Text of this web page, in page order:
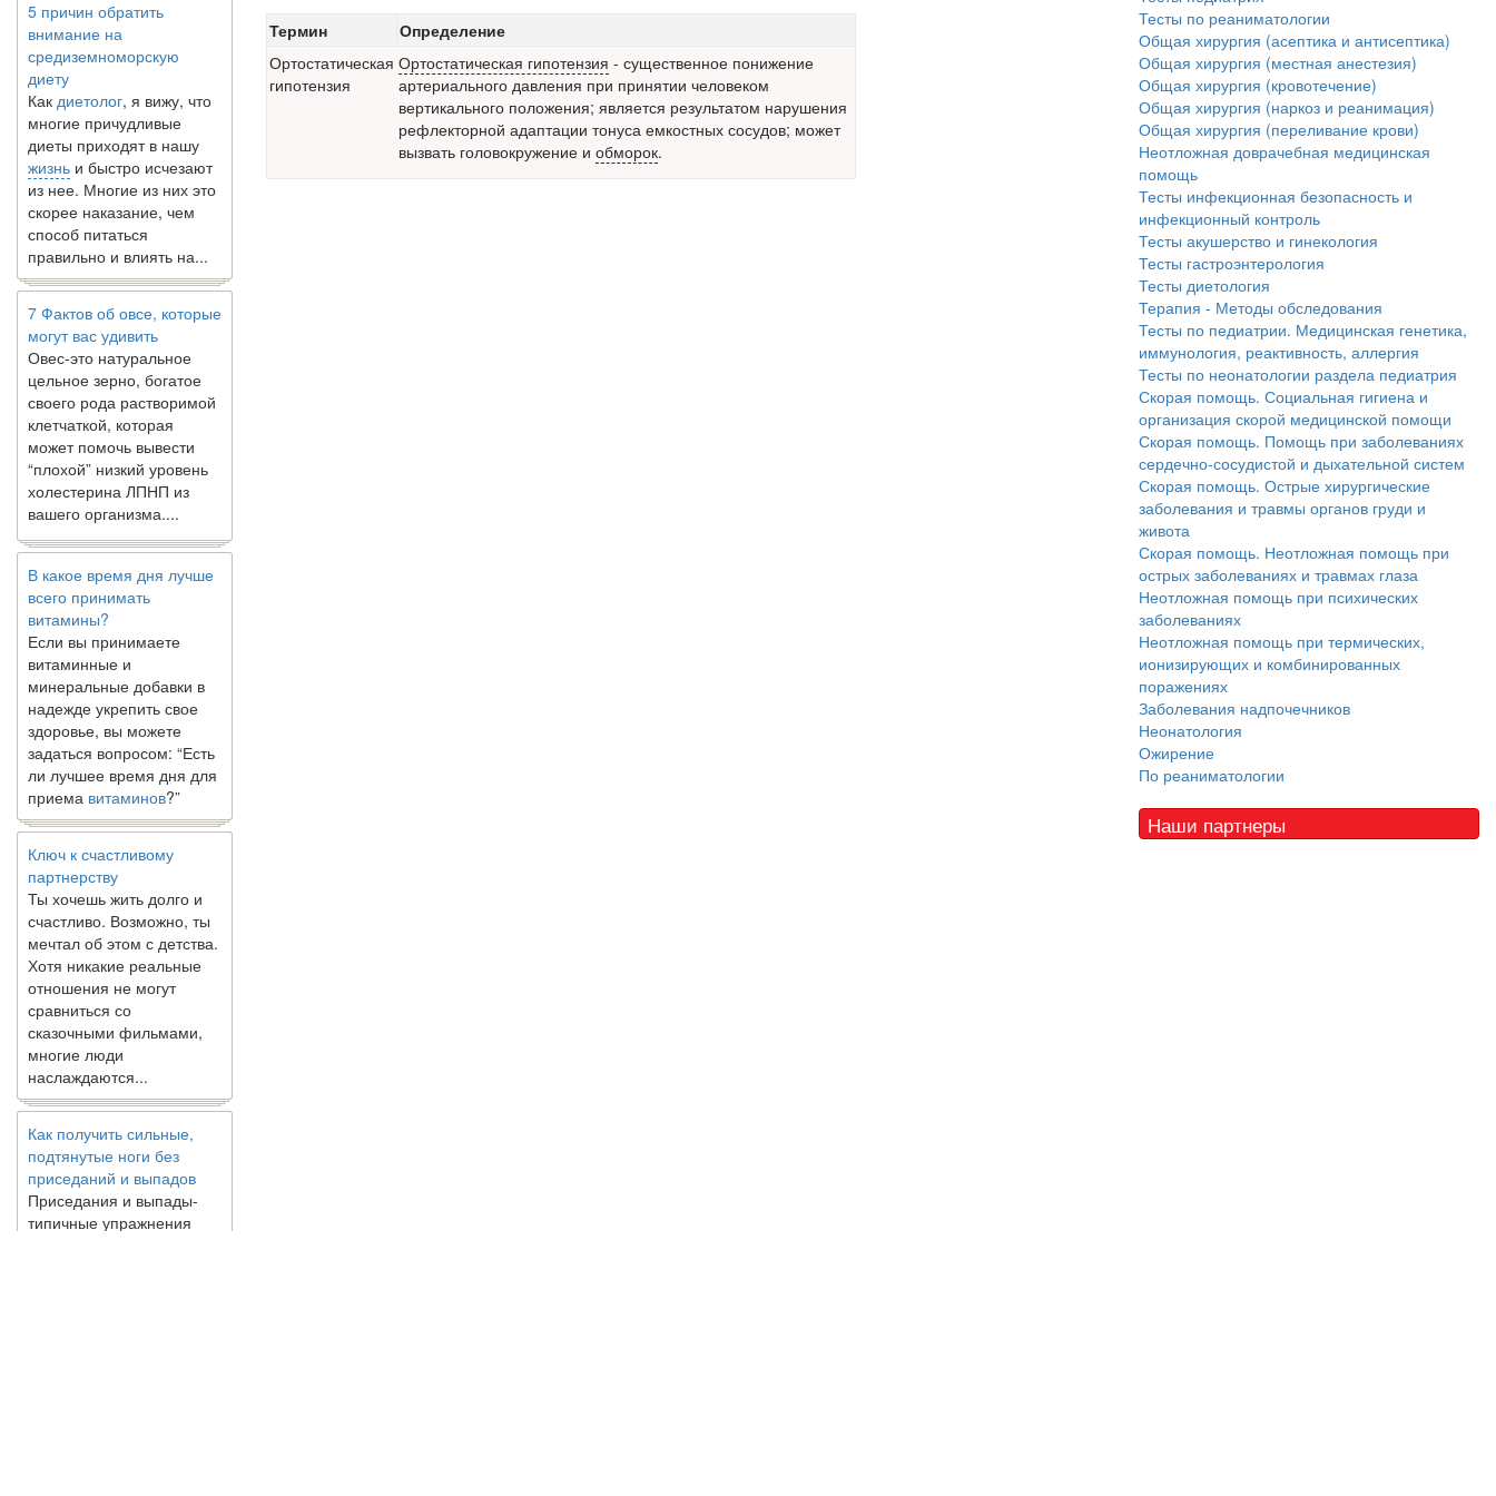
внимание на
средиземноморскую
диету
Какдиетолог
многие причудливые
диеты приходят в нашу
жизньи быстро исчезают
из нее. Многие из них это
скорее наказание, чем
способ питаться
правильно и влиять на...
7 Фактов об овсе, которые
могут вас удивить
Овес-это натуральное
цельное зерно, богатое
своего рода растворимой
клетчаткой, которая
может помочь вывести
“плохой” низкий уровень
холестерина ЛПНП из
вашего организма....
В какое время дня лучше
всего принимать
витамины?
Если вы принимаете
витаминные и
минеральные добавки в
надежде укрепить свое
здоровье, вы можете
задаться вопросом: “Есть
ли лучшее время дня для
приемавитаминов?”
Ключ к счастливому
партнерству
Ты хочешь жить долго и
счастливо. Возможно, ты
мечтал об этом с детства.
Хотя никакие реальные
отношения не могут
сравниться со
сказочными фильмами,
многие люди
наслаждаются...
Как получить сильные,
подтянутые ноги без
приседаний и выпадов
Приседания и выпады-
типичные упражнения
для укрепления мышц
Термин
Определение
Ортостатическая
гипотензия
Ортостатическая гипотензия - существенное понижение
артериального давления при принятии человеком
вертикального положения; является результатом нарушения
рефлекторной адаптации тонуса емкостных сосудов; может
вызвать головокружение и обморок.
Тесты по реаниматологии
Общая хирургия (асептика и антисептика)
Общая хирургия (местная анестезия)
Общая хирургия (кровотечение)
Общая хирургия (наркоз и реанимация)
Общая хирургия (переливание крови)
Неотложная доврачебная медицинская
помощь
Тесты инфекционная безопасность и
инфекционный контроль
Тесты акушерство и гинекология
Тесты гастроэнтерология
Тесты диетология
Терапия - Методы обследования
Тесты по педиатрии. Медицинская генетика,
иммунология, реактивность, аллергия
Тесты по неонатологии раздела педиатрия
Скорая помощь. Социальная гигиена и
организация скорой медицинской помощи
Скорая помощь. Помощь при заболеваниях
сердечно-сосудистой и дыхательной систем
Скорая помощь. Острые хирургические
заболевания и травмы органов груди и
живота
Скорая помощь. Неотложная помощь при
острых заболеваниях и травмах глаза
Неотложная помощь при психических
заболеваниях
Неотложная помощь при термических,
ионизирующих и комбинированных
поражениях
Заболевания надпочечников
Неонатология
Ожирение
По реаниматологии
Наши партнеры